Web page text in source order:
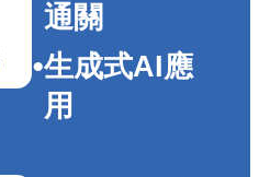
通關
生成式AI應
用